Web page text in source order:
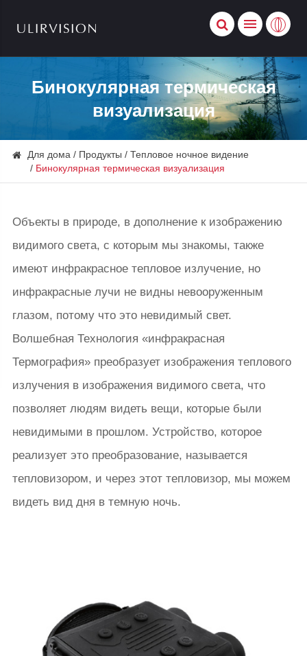
Бинокулярная термическая
визуализация
Для дома Продукты
Тепловое ночное видение
Бинокулярная термическая визуализация
Объекты в природе, в дополнение к изображению
видимого света, с которым мы знакомы, также
имеют инфракрасное тепловое излучение, но
инфракрасные лучи не видны невооруженным
глазом, потому что это невидимый свет.
Волшебная Технология «инфракрасная
Термография» преобразует изображения теплового
излучения в изображения видимого света, что
позволяет людям видеть вещи, которые были
невидимыми в прошлом. Устройство, которое
реализует это преобразование, называется
тепловизором, и через этот тепловизор, мы можем
видеть вид дня в темную ночь.